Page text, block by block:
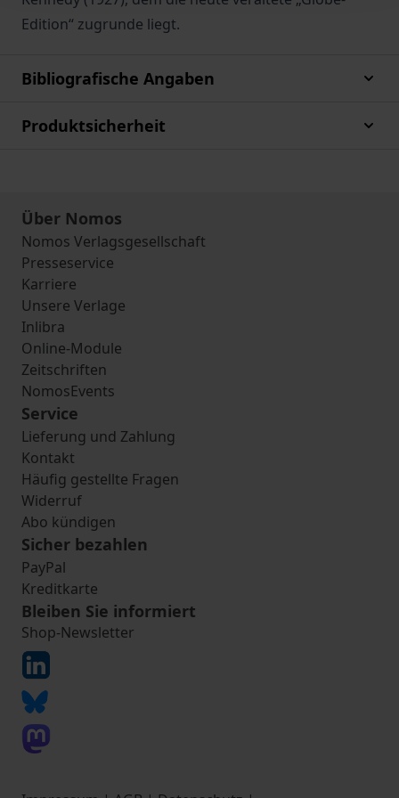
Edition“ zugrunde liegt.
Bibliografische Angaben
Produktsicherheit
Über Nomos
Nomos Verlagsgesellschaft
Presseservice
Karriere
Unsere Verlage
Inlibra
Online-Module
Zeitschriften
NomosEvents
Service
Lieferung und Zahlung
Kontakt
Häufig gestellte Fragen
Widerruf
Abo kündigen
Sicher bezahlen
PayPal
Kreditkarte
Bleiben Sie informiert
Shop-Newsletter